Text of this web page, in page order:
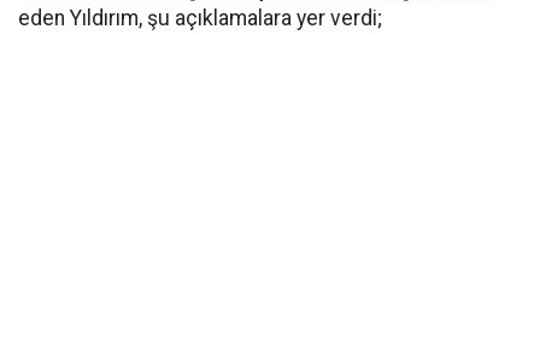
eden Yıldırım, şu açıklamalara yer verdi;